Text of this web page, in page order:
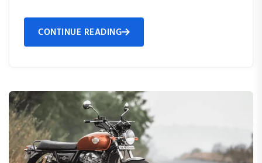
CONTINUE READING